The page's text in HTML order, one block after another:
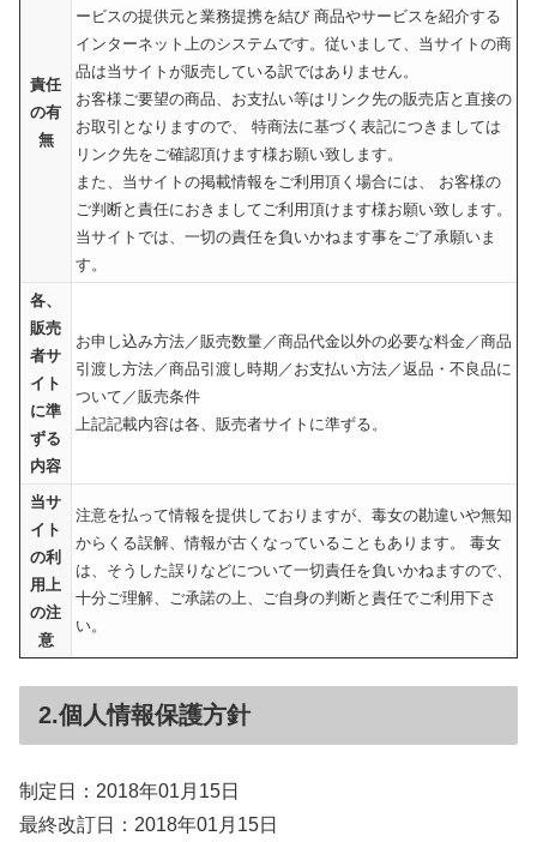
責任
の有
無
ービスの提供元と業務提携を結び 商品やサービスを紹介する
インターネット上のシステムです。従いまして、当サイトの商
品は当サイトが販売している訳ではありません。
お客様ご要望の商品、お支払い等はリンク先の販売店と直接の
お取引となりますので、 特商法に基づく表記につきましては
リンク先をご確認頂けます様お願い致します。
また、当サイトの掲載情報をご利用頂く場合には、 お客様の
ご判断と責任におきましてご利用頂けます様お願い致します。
当サイトでは、一切の責任を負いかねます事をご了承願いま
す。
各、
販売
者サ
イト
に準
ずる
内容
お申し込み方法／販売数量／商品代金以外の必要な料金／商品
引渡し方法／商品引渡し時期／お支払い方法／返品・不良品に
ついて／販売条件
上記記載内容は各、販売者サイトに準ずる。
当サ
イト
の利
用上
の注
意
注意を払って情報を提供しておりますが、毒女の勘違いや無知
からくる誤解、情報が古くなっていることもあります。 毒女
は、そうした誤りなどについて一切責任を負いかねますので、
十分ご理解、ご承諾の上、ご自身の判断と責任でご利用下さ
い。
2.個人情報保護方針
制定日：2018年01月15日
最終改訂日：2018年01月15日